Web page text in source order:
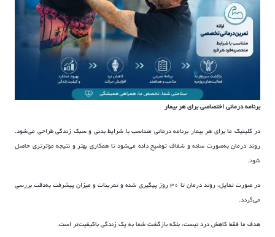
برنامه درمانی اختصاصی برای هر بیمار
در کلینیک ما برای هر بیمار برنامه درمانی متناسب با شرایط بدنی و سبک زندگی طراحی می‌شود.
روند درمان به‌صورت ساده و شفاف توضیح داده می‌شود تا همکاری بهتر و نتیجه مؤثرتری حاصل
شود.
در صورت تمایل، روند درمان تا ۳۰ روز پیگیری شده و تمرینات و میزان پیشرفت به‌دقت بررسی
می‌گردد.
هدف ما فقط کاهش درد نیست، بلکه بازگشت شما به یک زندگی باکیفیت‌تر است.